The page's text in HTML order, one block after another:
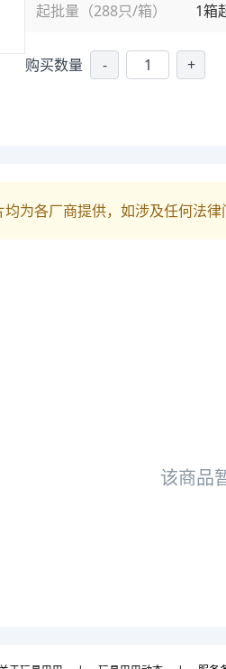
起批量（288只/箱）
1箱
购买数量 - +
为各厂商提供，如涉及任何法
该商品